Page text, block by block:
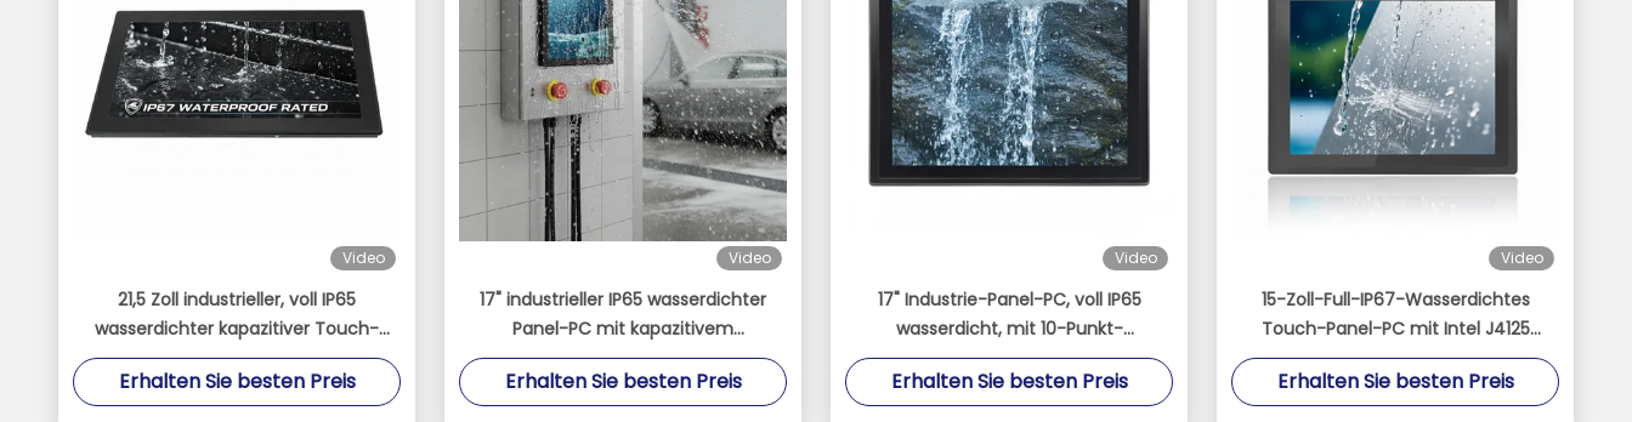
Video
21,5 Zoll industrieller, voll IP65
wasserdichter kapazitiver Touch-
Panel-PC mit Intel J1900 Quad-Core-
Prozessor
Erhalten Sie besten Preis
Video
17" industrieller IP65 wasserdichter
Panel-PC mit kapazitivem
Touchscreen - Intel Celeron J1900
Ventilatorlos eingebetteter Computer
Erhalten Sie besten Preis
Video
17" Industrie-Panel-PC, voll IP65
wasserdicht, mit 10-Punkt-
kapazitivem Touch
Erhalten Sie besten Preis
Video
15-Zoll-Full-IP67-Wasserdichtes
Touch-Panel-PC mit Intel J4125
Prozessor 1000 Nits
Erhalten Sie besten Preis